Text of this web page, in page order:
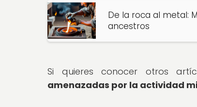
De la roca al metal:
ancestros
Si quieres conocer otros
amenazadas por la actividad